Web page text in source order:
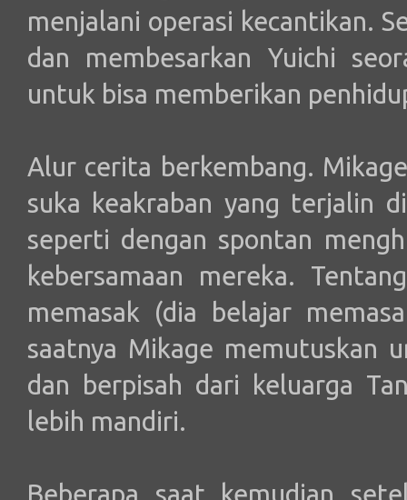
menjalani operasi kecantikan.
dan membesarkan Yuichi
untuk bisa memberikan
Alur cerita berkembang.
suka keakraban yang terjalin
seperti dengan spontan
kebersamaan mereka.
memasak (dia belajar
saatnya Mikage memutuskan
dan berpisah dari keluarga
lebih mandiri.
Beberapa saat kemudian